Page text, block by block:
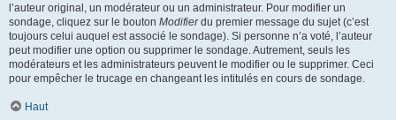
l’auteur original, un modérateur ou un administrateur. Pour modifier un
sondage, cliquez sur le bouton Modifierdu premier message du sujet (c’est
toujours celui auquel est associé le sondage). Si personne n’a voté, l’auteur
peut modifier une option ou supprimer le sondage. Autrement, seuls les
modérateurs et les administrateurs peuvent le modifier ou le supprimer. Ceci
pour empêcher le trucage en changeant les intitulés en cours de sondage.
Haut